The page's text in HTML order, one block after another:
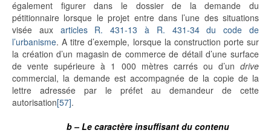
également figurer dans le dossier de la demande du
pétitionnaire lorsque le projet entre dans l’une des situations
visée aux articles R. 431-13 à R. 431-34 du code de
l’urbanisme. A titre d’exemple, lorsque la construction porte sur
la création d’un magasin de commerce de détail d’une surface
de vente supérieure à 1 000 mètres carrés ou d’un drive
commercial, la demande est accompagnée de la copie de la
lettre adressée par le préfet au demandeur de cette
autorisation[57].
b – Le caractère insuffisant du contenu